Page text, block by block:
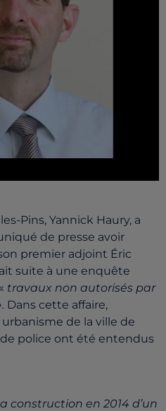
Pins, Yannick Haury, a
de presse avoir
premier adjoint Éric
suite à une enquête
travaux non autorisés par
Dans cette affaire,
de la ville de
police ont été entendus
construction en 2014 d’un